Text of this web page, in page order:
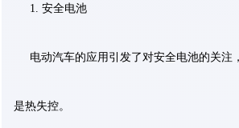
1. 安全电池
电动汽车的应用引发了对安全电池的关注
是热失控。